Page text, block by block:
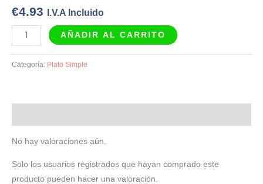
€4.93 I.V.A Incluido
AÑADIR AL CARRITO
Categoría: Plato Simple
No hay valoraciones aún.
Solo los usuarios registrados que hayan comprado este
producto pueden hacer una valoración.